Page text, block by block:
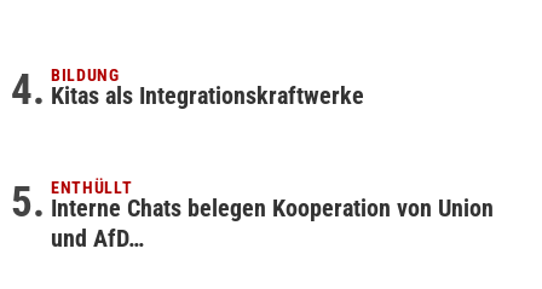
BILDUNG
Kitas als Integrationskraftwerke
ENTHÜLLT
Interne Chats belegen Kooperation von Union
und AfD…